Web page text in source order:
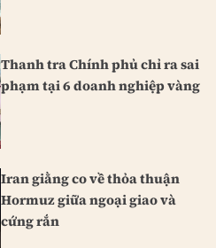
Thanh tra Chính phủ chỉ ra sai
phạm tại 6 doanh nghiệp vàng
Iran giằng co về thỏa thuận
Hormuz giữa ngoại giao và
cứng rắn